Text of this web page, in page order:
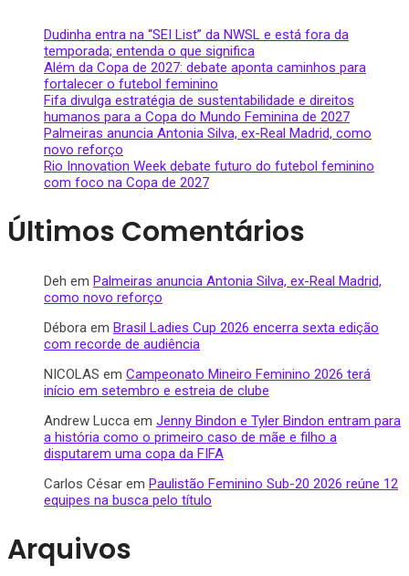
Dudinha entra na “SEI List” da NWSL e está fora da
temporada; entenda o que significa
Além da Copa de 2027: debate aponta caminhos para
fortalecer o futebol feminino
Fifa divulga estratégia de sustentabilidade e direitos
humanos para a Copa do Mundo Feminina de 2027
Palmeiras anuncia Antonia Silva, ex-Real Madrid, como
novo reforço
Rio Innovation Week debate futuro do futebol feminino
com foco na Copa de 2027
Últimos Comentários
Deh em Palmeiras anuncia Antonia Silva, ex-Real Madrid,
como novo reforço
Débora em Brasil Ladies Cup 2026 encerra sexta edição
com recorde de audiência
NICOLAS em Campeonato Mineiro Feminino 2026 terá
início em setembro e estreia de clube
Andrew Lucca em Jenny Bindon e Tyler Bindon entram para
a história como o primeiro caso de mãe e filho a
disputarem uma copa da FIFA
Carlos César em Paulistão Feminino Sub-20 2026 reúne 12
equipes na busca pelo título
Arquivos